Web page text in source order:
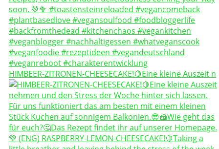
HIMBEER-ZITRONEN-CHEESECAKE!🍋Eine kleine Auszeit n